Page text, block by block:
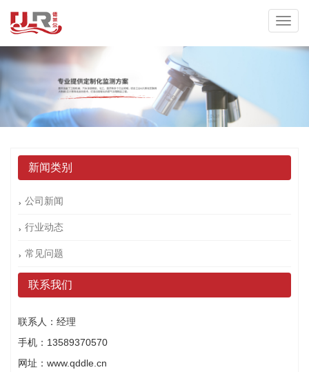
新闻类别
公司新闻
行业动态
常见问题
联系我们
联系人：经理
手机：13589370570
网址：www.qddle.cn